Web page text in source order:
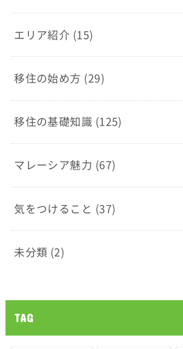
エリア紹介 (15)
移住の始め方 (29)
移住の基礎知識 (125)
マレーシア魅力 (67)
気をつけること (37)
未分類 (2)
TAG